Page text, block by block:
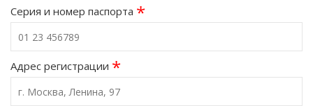
Серия и номер паспорта *
Адрес регистрации *